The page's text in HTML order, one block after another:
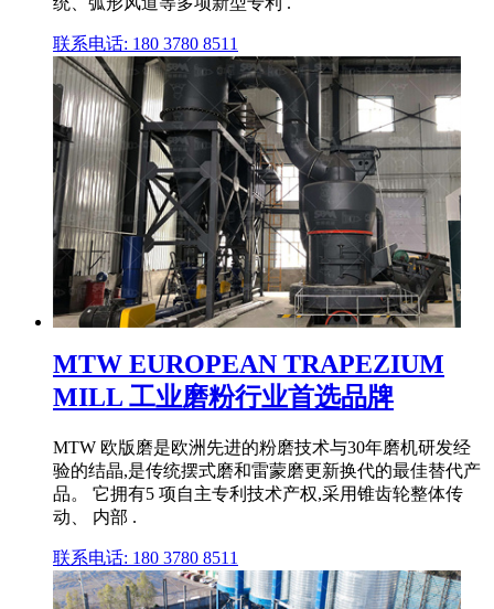
联系电话: 180 3780 8511
MTW EUROPEAN TRAPEZIUM
MILL 工业磨粉行业首选品牌
MTW 欧版磨是欧洲先进的粉磨技术与30年磨机研发经
验的结晶,是传统摆式磨和雷蒙磨更新换代的最佳替代产
品。 它拥有5 项自主专利技术产权,采用锥齿轮整体传
动、 内部 .
联系电话: 180 3780 8511